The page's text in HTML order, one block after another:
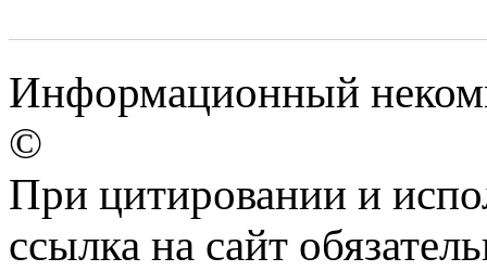
Информационный
©
При цитировании и
ссылка на сайт